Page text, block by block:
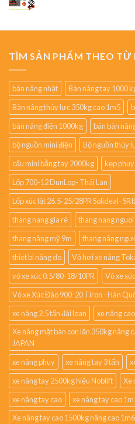
TÌM SẢN PHẨM THEO TỪ
bàn nâng nhật
Bàn nâng tay 1000
Bàn nâng thủy lực 350kg cao 1m5
bàn nâng điện 1000kg
bán bàn
bộ nguồn mini điện
Bộ nguồn thủy
cẩu mini bằng tay 2000kg
kẹp
Lốp 700-12 DunLop- Thái Lan
Lốp xúc lật 26.5-25/28PR Solideal-
thang nang gia rẻ
thang nang nguoi
thang nâng mỹ 9m
thang nâng
thiet bi nâng do
Vỏ hơi xe nâng
vỏ xe xúc 0.5/80-18/10PR
Vỏ xe
Vỏ xe Xúc Đào 900-20 Tiron - Hàn
xe nâng 2.5 tấn đài loan
xe nâng
Xe nâng mặt bàn con lăn 350kg nâng
JAPAN
xe nâng phuy
xe nâng tay 3 tấn
xe nâng tay 2500kg hiệu Noblift
Xe
xe nâng tay cao
xe nâng tay cao
Xe nâng tay cao 1500kg nâng cao